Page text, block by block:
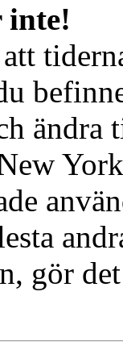
inte!
ändra
gör